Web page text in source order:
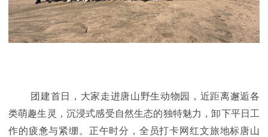
团建首日，大家走进唐山野生动物园，近距离邂逅各
类萌趣生灵，沉浸式感受自然生态的独特魅力，卸下平日工
作的疲惫与紧绷。正午时分，全员打卡网红文旅地标唐山